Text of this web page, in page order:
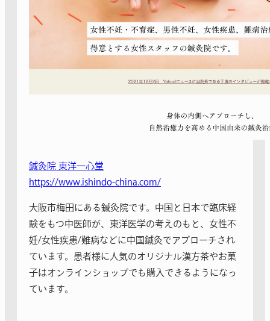
鍼灸院 東洋一心堂
https://www.ishindo-china.com/
大阪市梅田にある鍼灸院です。中国と日本で臨床経
験をもつ中医師が、東洋医学の考えのもと、女性不
妊/女性疾患/難病などに中国鍼灸でアプローチされ
ています。患者様に人気のオリジナル漢方茶やお菓
子はオンラインショップでも購入できるようになっ
ています。